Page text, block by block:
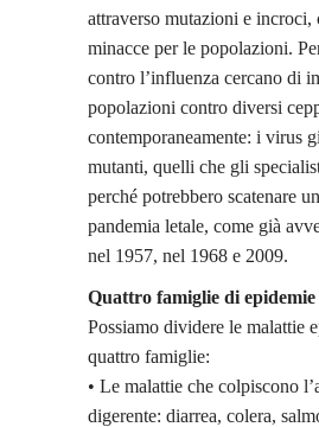
attraverso mutazioni e incroci,
minacce per le popolazioni.
contro l’influenza cercano di
popolazioni contro diversi
contemporaneamente: i virus
mutanti, quelli che gli
perché potrebbero scatenare
pandemia letale, come già
nel 1957, nel 1968 e 2009.
Quattro famiglie di epidemie
Possiamo dividere le malattie
quattro famiglie:
• Le malattie che colpiscono
digerente: diarrea, colera,